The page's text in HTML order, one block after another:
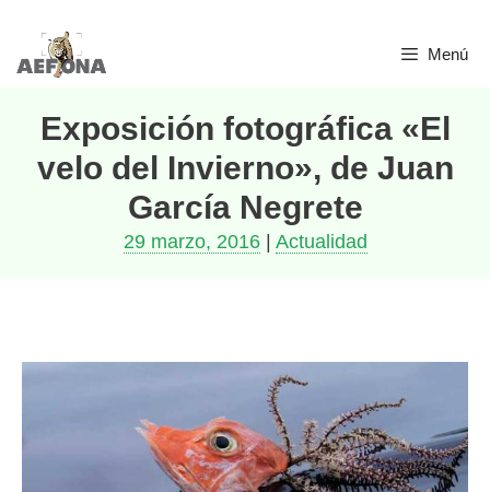
Saltar
Menú
Exposición fotográfica «El
velo del Invierno», de Juan
García Negrete
29 marzo, 2016| Actualidad